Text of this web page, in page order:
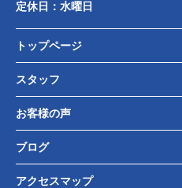
定休日： 水曜日
トップページ
スタッフ
お客様の声
ブログ
アクセスマップ